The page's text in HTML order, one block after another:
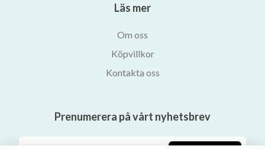
Läs mer
Om oss
Köpvillkor
Kontakta oss
Prenumerera på vårt nyhetsbrev